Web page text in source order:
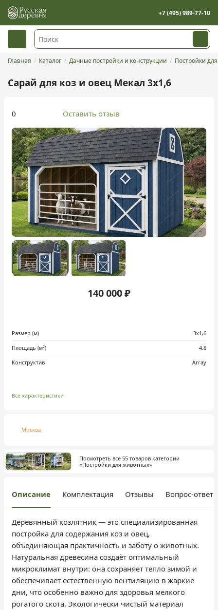
+7 (495) 989-77-10
Главная Каталог Дачные постройки и конструкции Постройки
Сарай для коз и овец Мекал 3х1,6
0 Оставить отзыв
140 000 ₽
Размер (м)
3х1,6
Площадь (м²)
4.8
Конструктив
Array
Все характеристики
Москва
Посмотреть все 55 товаров категории
«Постройки для животных»
Описание Комплектация Отзывы Вопрос-ответ
Деревянный козлятник — это специализированная
постройка для содержания коз и овец,
объединяющая практичность и заботу о животных.
Натуральная древесина создаёт оптимальный
микроклимат внутри: она сохраняет тепло зимой и
обеспечивает естественную вентиляцию в жаркие
дни, что особенно важно для здоровья мелкого
рогатого скота. Экологически чистый материал